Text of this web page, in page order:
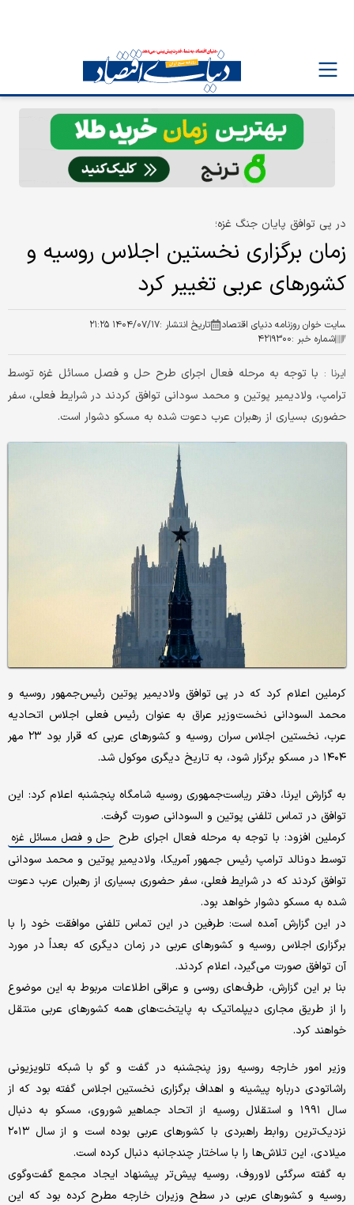
در پی توافق پایان جنگ غزه؛
زمان برگزاری نخستین اجلاس روسیه و
کشورهای عربی تغییر کرد
سایت خوان روزنامه دنیای اقتصاد تاریخ انتشار :۱۴۰۴/۰۷/۱۷ ۲۱:۲۵
شماره خبر :۴۲۱۹۳۰۰
ایرنا : با توجه به مرحله فعال اجرای طرح حل و فصل مسائل غزه توسط
ترامپ، ولادیمیر پوتین و محمد سودانی توافق کردند در شرایط فعلی، سفر
حضوری بسیاری از رهبران عرب دعوت شده به مسکو دشوار است.
کرملین اعلام کرد که در پی توافق ولادیمیر پوتین رئیس‌جمهور روسیه و
محمد السودانی نخست‌وزیر عراق به عنوان رئیس فعلی اجلاس اتحادیه
عرب، نخستین اجلاس سران روسیه و کشورهای عربی که قرار بود ۲۳ مهر
۱۴۰۴ در مسکو برگزار شود، به تاریخ دیگری موکول شد.
به گزارش ایرنا، دفتر ریاست‌جمهوری روسیه شامگاه پنجشنبه اعلام کرد:‌ این
توافق در تماس تلفنی پوتین و السودانی صورت گرفت.
کرملین افزود: با توجه به مرحله فعال اجرای طرح حل و فصل مسائل غزه
توسط دونالد ترامپ رئیس جمهور آمریکا، ولادیمیر پوتین و محمد سودانی
توافق کردند که در شرایط فعلی، سفر حضوری بسیاری از رهبران عرب دعوت
شده به مسکو دشوار خواهد بود.
در این گزارش آمده است: طرفین در این تماس تلفنی موافقت خود را با
برگزاری اجلاس روسیه و کشورهای عربی در زمان دیگری که بعداً در مورد
آن توافق صورت می‌گیرد، اعلام کردند.
بنا بر این گزارش، طرف‌های روسی و عراقی اطلاعات مربوط به این موضوع
را از طریق مجاری دیپلماتیک به پایتخت‌های همه کشورهای عربی منتقل
خواهند کرد.
وزیر امور خارجه روسیه روز پنجشنبه در گفت و گو با شبکه تلویزیونی
راشاتودی درباره پیشینه و اهداف برگزاری نخستین اجلاس گفته بود که از
سال ۱۹۹۱ و استقلال روسیه از اتحاد جماهیر شوروی، مسکو به دنبال
نزدیک‌ترین روابط راهبردی با کشورهای عربی بوده است و از سال ۲۰۱۳
میلادی، این تلاش‌ها را با ساختار چندجانبه دنبال کرده است.
به گفته سرگئی لاوروف، روسیه پیش‌تر پیشنهاد ایجاد مجمع گفت‌وگوی
روسیه و کشورهای عربی در سطح وزیران خارجه مطرح کرده بود که این